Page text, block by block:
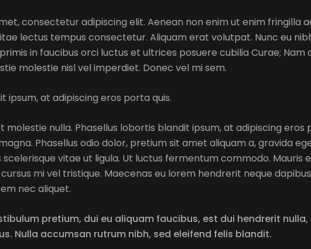
consectetur adipiscing elit. Aenean non enim ut enim fringilla
lectus tempus consectetur. Aliquam erat volutpat. Nunc eu
in faucibus orci luctus et ultrices posuere cubilia Curae; Nam
molestie nisl vel imperdiet. Donec vel mi sem.
ipsum, at adipiscing eros porta quis.
molestie nulla. Phasellus lobortis blandit ipsum, at adipiscing eros
Phasellus odio dolor, pretium sit amet aliquam a, gravida
vitae ut ligula. Ut luctus fermentum commodo. Mauris
mi vel tristique. Maecenas eu lorem hendrerit neque
nec aliquet.
pretium, dui eu aliquam faucibus, est dui hendrerit
Nulla accumsan rutrum nibh, sed eleifend felis blandit.